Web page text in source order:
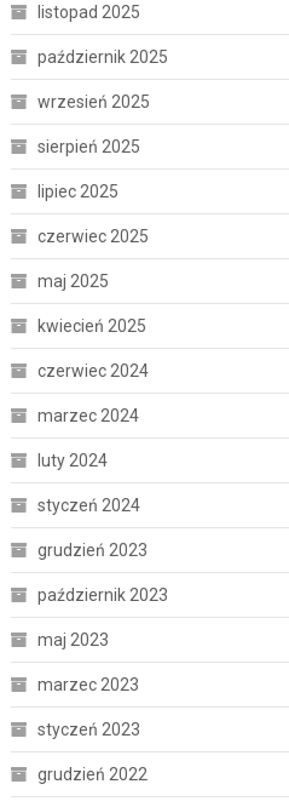
listopad 2025
październik 2025
wrzesień 2025
sierpień 2025
lipiec 2025
czerwiec 2025
maj 2025
kwiecień 2025
czerwiec 2024
marzec 2024
luty 2024
styczeń 2024
grudzień 2023
październik 2023
maj 2023
marzec 2023
styczeń 2023
grudzień 2022